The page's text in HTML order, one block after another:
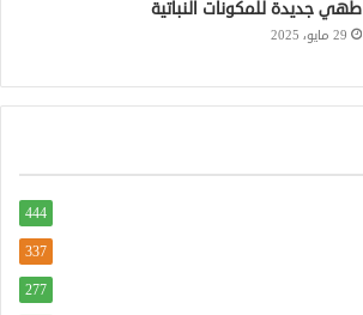
طهي جديدة للمكونات النباتية
29 مايو، 2025
444
337
277